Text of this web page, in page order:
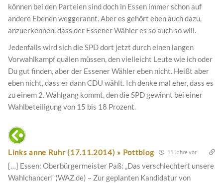
können bei den Parteien sind doch in Essen immer schon auf
andere Ebenen weggerannt. Aber es gehört eben auch dazu,
anzuerkennen, dass der Essener Wähler es so auch so will.
Jedenfalls wird sich die SPD dort jetzt durch einen langen
Vorwahlkampf quälen müssen, den vielleicht Leute wie ich oder
Du gut finden, aber der Essener Wähler eben nicht. Heißt aber
eben nicht, dass er dann CDU wählt. Ich denke mal eher, dass es
zu einem 2. Wahlgang kommt, den die SPD gewinnt bei einer
Wahlbeteiligung von 15 bis 18 Prozent.
Links anne Ruhr (17.11.2014) » Pottblog 11 Jahre vor
[…] Essen: Oberbürgermeister Paß: „Das verschlechtert unsere
Wahlchancen“ (WAZ.de) – Zur geplanten Kandidatur von